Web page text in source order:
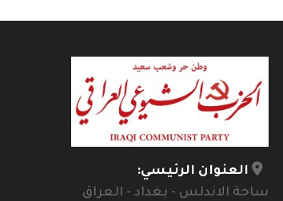
العنوان الرئيسي:
ساحة الاندلس - بغداد - العراق